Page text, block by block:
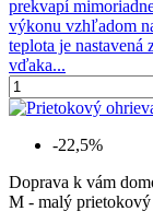
prekvapí
výkonu vzhľadom
teplota je
vďaka...
-22,5%
Doprava k vám
M - malý prietokový